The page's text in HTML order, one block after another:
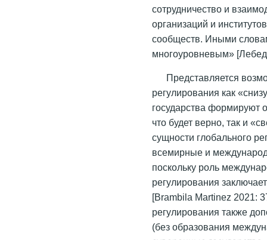
сотрудничество и
организаций и
сообществ. Иными
многоуровневым»
Представляется
регулирования как
государства формируют
что будет верно, так и
сущности глобального
всемирные и
поскольку роль
регулирования
[Brambila Martinez 2021:
регулирования также
(без образования